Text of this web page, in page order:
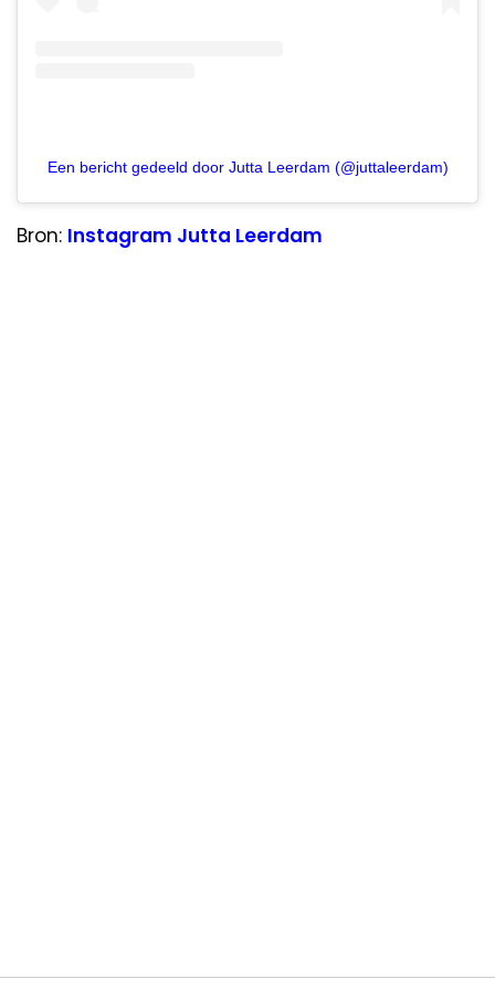
Een bericht gedeeld door Jutta Leerdam (@juttaleerdam)
Bron: Instagram Jutta Leerdam